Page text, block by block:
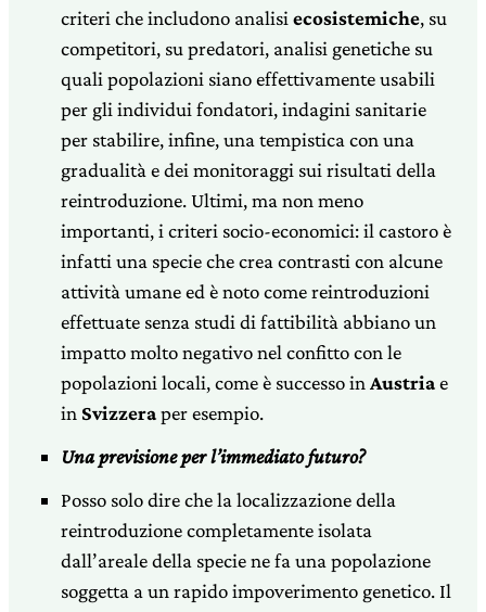
criteri che includono analisi ecosistemiche, su
competitori, su predatori, analisi genetiche su
quali popolazioni siano effettivamente usabili
per gli individui fondatori, indagini sanitarie
per stabilire, infine, una tempistica con una
gradualità e dei monitoraggi sui risultati della
reintroduzione. Ultimi, ma non meno
importanti, i criteri socio-economici: il castoro è
infatti una specie che crea contrasti con alcune
attività umane ed è noto come reintroduzioni
effettuate senza studi di fattibilità abbiano un
impatto molto negativo nel confitto con le
popolazioni locali, come è successo in Austriae
in Svizzeraper esempio.
Una previsione per l’immediato futuro?
Posso solo dire che la localizzazione della
reintroduzione completamente isolata
dall’areale della specie ne fa una popolazione
soggetta a un rapido impoverimento genetico. Il